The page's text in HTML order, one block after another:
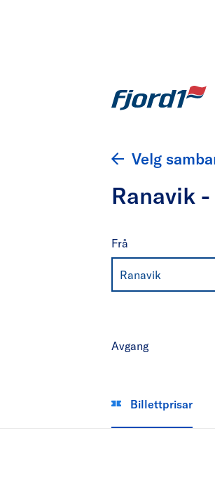
Velg
Ranavik
Frå
Ranavik
Avgang
Billettprisar